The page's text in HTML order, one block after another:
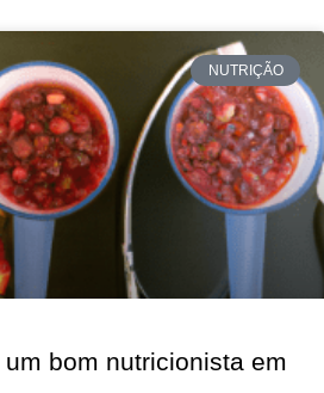
NUTRIÇÃO
bom nutricionista em